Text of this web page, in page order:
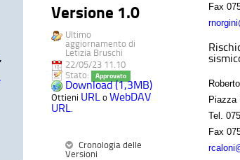
Versione 1.0
Ultimo
aggiornamento di
Letizia Bruschi
22/05/23 11.10
Stato:
Approvato
Download (1,3MB)
Ottieni URL o WebDAV
URL
Cronologia delle
Versioni
Fax
Piazza
Tel.
Fax